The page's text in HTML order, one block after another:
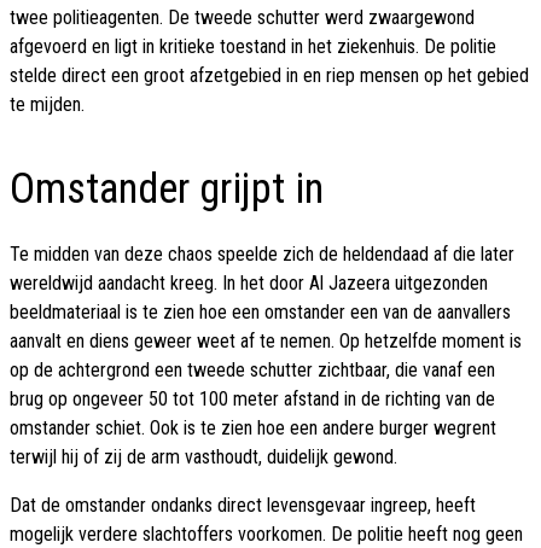
twee politieagenten. De tweede schutter werd zwaargewond
afgevoerd en ligt in kritieke toestand in het ziekenhuis. De politie
stelde direct een groot afzetgebied in en riep mensen op het gebied
te mijden.
Omstander grijpt in
Te midden van deze chaos speelde zich de heldendaad af die later
wereldwijd aandacht kreeg. In het door Al Jazeera uitgezonden
beeldmateriaal is te zien hoe een omstander een van de aanvallers
aanvalt en diens geweer weet af te nemen. Op hetzelfde moment is
op de achtergrond een tweede schutter zichtbaar, die vanaf een
brug op ongeveer 50 tot 100 meter afstand in de richting van de
omstander schiet. Ook is te zien hoe een andere burger wegrent
terwijl hij of zij de arm vasthoudt, duidelijk gewond.
Dat de omstander ondanks direct levensgevaar ingreep, heeft
mogelijk verdere slachtoffers voorkomen. De politie heeft nog geen